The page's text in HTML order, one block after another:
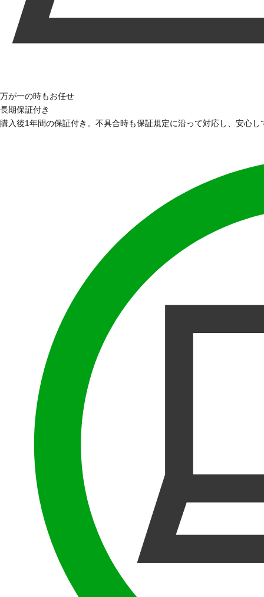
万が一の時もお任せ
長期保証付き
購入後1年間の保証付き。不具合時も保証規定に沿って対応し、安心